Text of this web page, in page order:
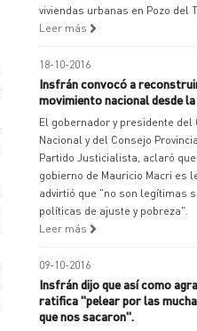
viviendas urbanas en Pozo del
Leer más
18-10-2016
Insfrán convocó a
movimiento nacional desde la
El gobernador y presidente del
Nacional y del Consejo
Partido Justicialista, aclaró
gobierno de Mauricio Macri es
advirtió que "no son legítimas
políticas de ajuste y pobreza".
Leer más
09-10-2016
Insfrán dijo que así como
ratifica "pelear por las
que nos sacaron".